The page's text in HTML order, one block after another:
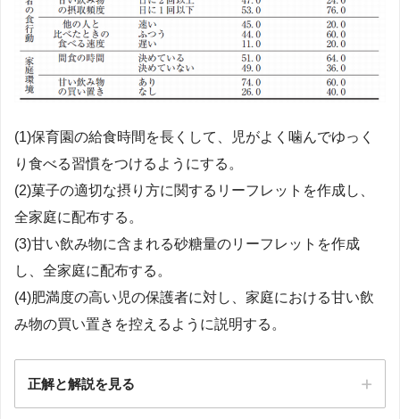
(1)保育園の給食時間を長くして、児がよく噛んでゆっく
り食べる習慣をつけるようにする。
(2)菓子の適切な摂り方に関するリーフレットを作成し、
全家庭に配布する。
(3)甘い飲み物に含まれる砂糖量のリーフレットを作成
し、全家庭に配布する。
(4)肥満度の高い児の保護者に対し、家庭における甘い飲
み物の買い置きを控えるように説明する。
正解と解説を見る